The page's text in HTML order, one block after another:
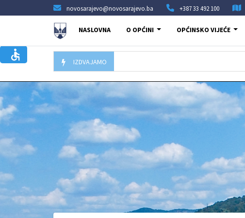
novosarajevo@novosarajevo.ba +387 33 492 100
NASLOVNA O OPĆINI OPĆINSKO VIJEĆE
IZDVAJAMO